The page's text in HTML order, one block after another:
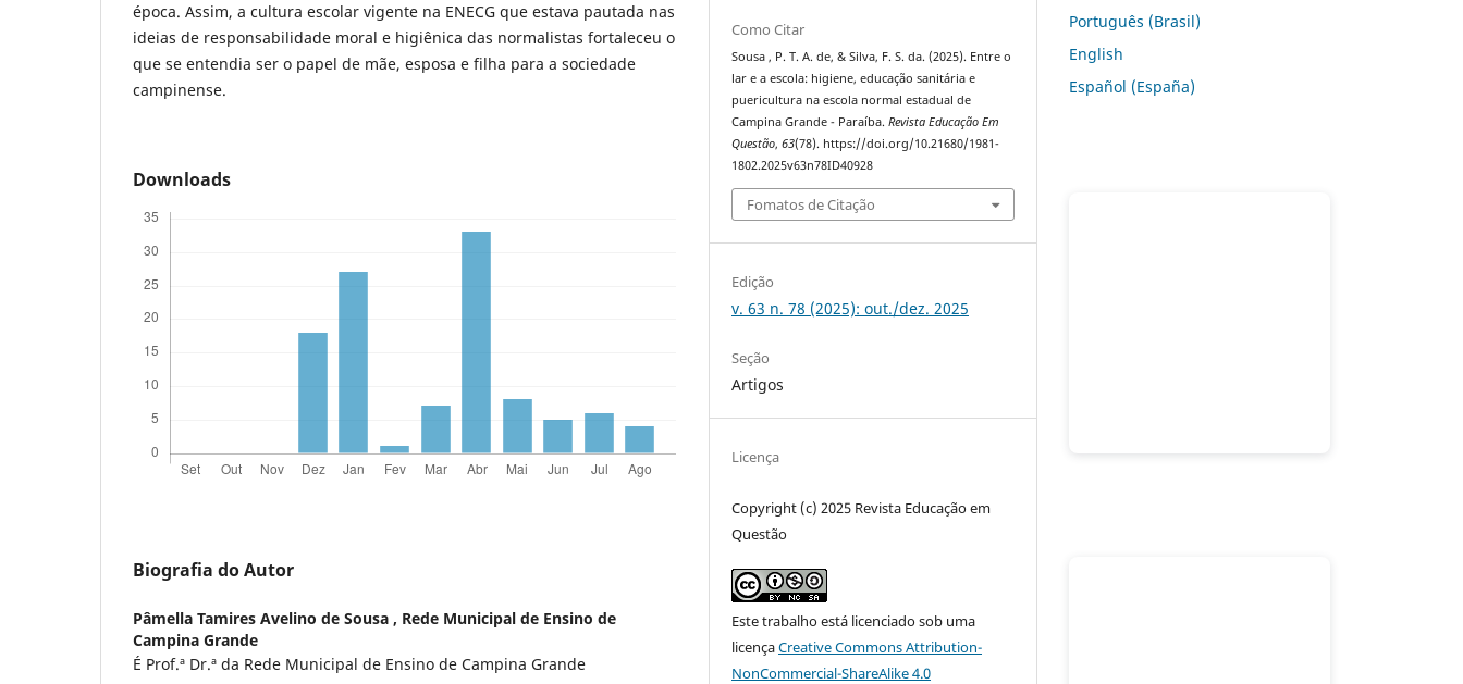
época. Assim, a cultura escolar vigente na ENECG que estava pautada nas
ideias de responsabilidade moral e higiênica das normalistas fortaleceu o
que se entendia ser o papel de mãe, esposa e filha para a sociedade
campinense.
Downloads
Biografia do Autor
Pâmella Tamires Avelino de Sousa , Rede Municipal de Ensino de
Campina Grande
É Prof.ª Dr.ª da Rede Municipal de Ensino de Campina Grande
Como Citar
Sousa , P. T. A. de, & Silva, F. S. da. (2025). Entre o
lar e a escola: higiene, educação sanitária e
puericultura na escola normal estadual de
Campina Grande - Paraíba.Revista Educação Em
Questão,63(78). https://doi.org/10.21680/1981-
1802.2025v63n78ID40928
Fomatos de Citação
Edição
v. 63 n. 78 (2025): out./dez. 2025
Seção
Artigos
Licença
Copyright (c) 2025 Revista Educação em
Questão
Este trabalho está licenciado sob uma
licençaCreative Commons Attribution-
NonCommercial-ShareAlike 4.0
Português (Brasil)
English
Español (España)